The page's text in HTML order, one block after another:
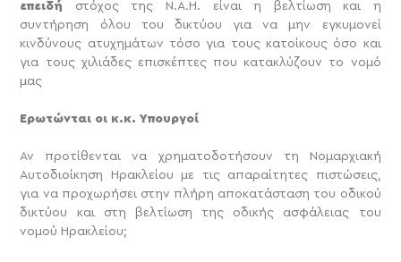
επειδή στόχος της Ν.Α.Η. είναι η βελτίωση και η
συντήρηση όλου του δικτύου για να μην εγκυμονεί
κινδύνους ατυχημάτων τόσο για τους κατοίκους όσο και
για τους χιλιάδες επισκέπτες που κατακλύζουν το νομό
μας
Ερωτώνται οι κ.κ. Υπουργοί
Αν προτίθενται να χρηματοδοτήσουν τη Νομαρχιακή
Αυτοδιοίκηση Ηρακλείου με τις απαραίτητες πιστώσεις,
για να προχωρήσει στην πλήρη αποκατάσταση του οδικού
δικτύου και στη βελτίωση της οδικής ασφάλειας του
νομού Ηρακλείου;